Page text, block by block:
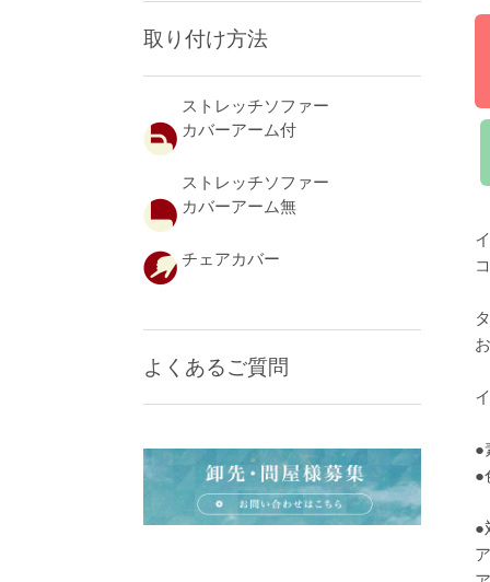
●
●
●
取り付け方法
ストレッチソファー
カバーアーム付
ストレッチソファー
カバーアーム無
チェアカバー
よくあるご質問